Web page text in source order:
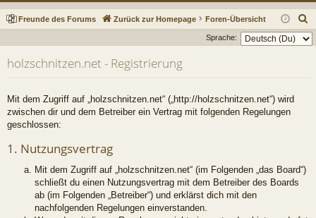
ne en un
de
Fo
ru
m
el
ist
rie
Freunde des Forums Zurück zur Homepage Foren-Übersicht
u
Sprache:
holzschnitzen.net - Registrierung
Mit dem Zugriff auf „holzschnitzen.net“ („http://holzschnitzen.net“) wird
zwischen dir und dem Betreiber ein Vertrag mit folgenden Regelungen
geschlossen:
1. Nutzungsvertrag
Mit dem Zugriff auf „holzschnitzen.net“ (im Folgenden „das Board“)
schließt du einen Nutzungsvertrag mit dem Betreiber des Boards
ab (im Folgenden „Betreiber“) und erklärst dich mit den
nachfolgenden Regelungen einverstanden.